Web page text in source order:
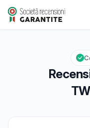
TWISTMIRROR
Valutazione globale: 7,3
7,3/10